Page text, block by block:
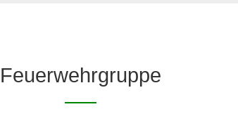
Feuerwehrgruppe